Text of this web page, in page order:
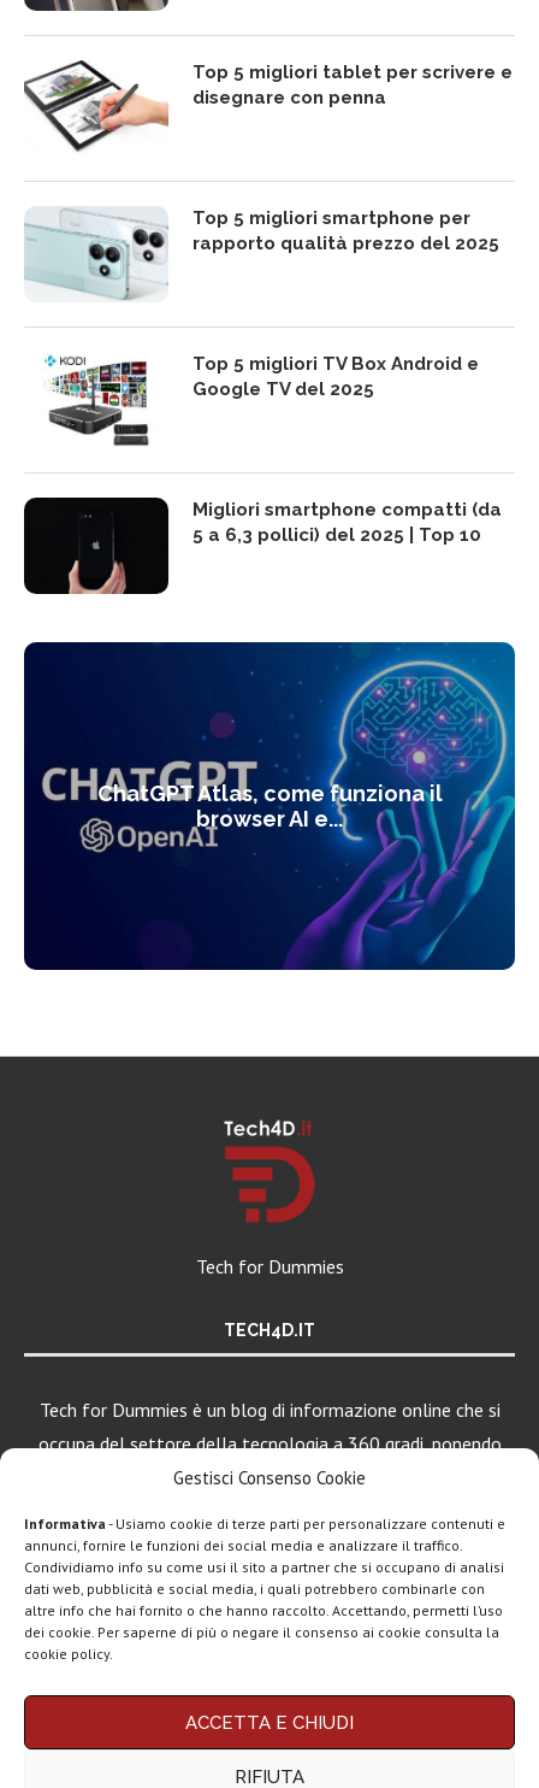
Gestisci Consenso Cookie
Informativa - Usiamo cookie di terze parti per personalizzare contenuti e
annunci, fornire le funzioni dei social media e analizzare il traffico.
Condividiamo info su come usi il sito a partner che si occupano di analisi
dati web, pubblicità e social media, i quali potrebbero combinarle con
altre info che hai fornito o che hanno raccolto. Accettando, permetti l’uso
dei cookie. Per saperne di più o negare il consenso ai cookie consulta la
cookie policy.
ACCETTA E CHIUDI
RIFIUTA
Top 5 migliori tablet per scrivere e
disegnare con penna
Top 5 migliori smartphone per
rapporto qualità prezzo del 2025
Top 5 migliori TV Box Android e
Google TV del 2025
Migliori smartphone compatti (da
5 a 6,3 pollici) del 2025 | Top 10
ChatGPT Atlas, come funziona il
browser AI e...
Tech for Dummies
TECH4D.IT
Tech for Dummies è un blog di informazione online che si
occupa del settore della tecnologia a 360 gradi, ponendo
una particolare attenzione al mondo Android, Apple e
Chi siamo Contatti Disclaimer Privacy policy
Questo blog non rappresenta una testata giornalistica in quanto viene aggiornato
LEGGI ANCHE
Apple lancia